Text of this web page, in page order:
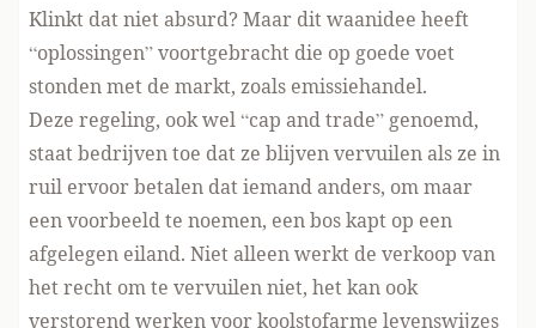
Klinkt dat niet absurd? Maar dit waanidee heeft
“oplossingen” voortgebracht die op goede voet
stonden met de markt, zoals emissiehandel.
Deze regeling, ook wel “cap and trade” genoemd,
staat bedrijven toe dat ze blijven vervuilen als ze in
ruil ervoor betalen dat iemand anders, om maar
een voorbeeld te noemen, een bos kapt op een
afgelegen eiland. Niet alleen werkt de verkoop van
het recht om te vervuilen niet, het kan ook
verstorend werken voor koolstofarme levenswijzes